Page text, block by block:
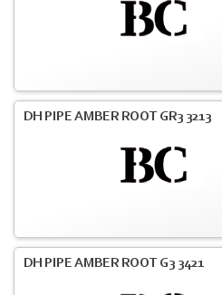
DH PIPE AMBER ROOT GR3 3213
DH PIPE AMBER ROOT G3 3421